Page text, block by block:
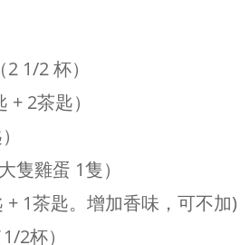
1/2 杯）
2茶匙）
隻雞蛋 1隻）
+ 1茶匙。增加香味，可不加)
2杯）